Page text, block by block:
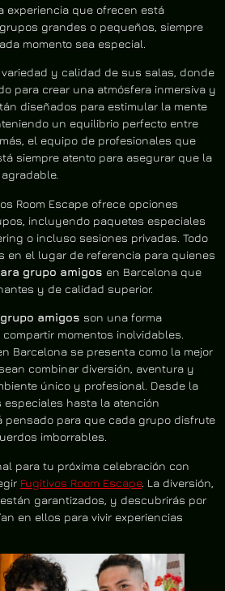
experiencia que ofrecen está
grandes o pequeños, siempre
momento sea especial.
y calidad de sus salas, donde
para crear una atmósfera inmersiva y
diseñados para estimular la mente
un equilibrio perfecto entre
el equipo de profesionales que
siempre atento para asegurar que la
Room Escape ofrece opciones
incluyendo paquetes especiales
o incluso sesiones privadas. Todo
en el lugar de referencia para quienes
grupo amigos en Barcelona que
y de calidad superior.
amigos son una forma
momentos inolvidables.
Barcelona se presenta como la mejor
combinar diversión, aventura y
único y profesional. Desde la
especiales hasta la atención
pensado para que cada grupo disfrute
imborrables.
para tu próxima celebración con
Fugitivos Room Escape. La diversión,
garantizados, y descubrirás por
en ellos para vivir experiencias